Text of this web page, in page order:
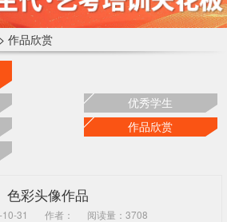
> 作品欣赏
优秀学生
作品欣赏
色彩头像作品
31 作者： 阅读量：3708